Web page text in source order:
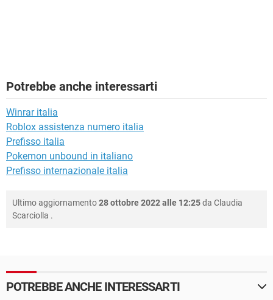
Potrebbe anche interessarti
Winrar italia
Roblox assistenza numero italia
Prefisso italia
Pokemon unbound in italiano
Prefisso internazionale italia
Ultimo aggiornamento28 ottobre 2022 alle 12:25da Claudia
Scarciolla .
POTREBBE ANCHE INTERESSARTI